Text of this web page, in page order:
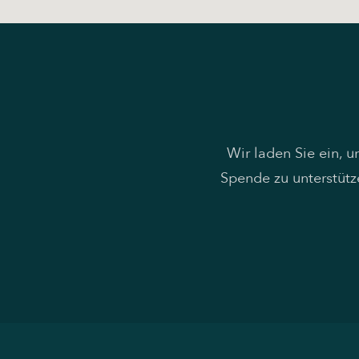
Wir laden Sie ein,
Spende zu